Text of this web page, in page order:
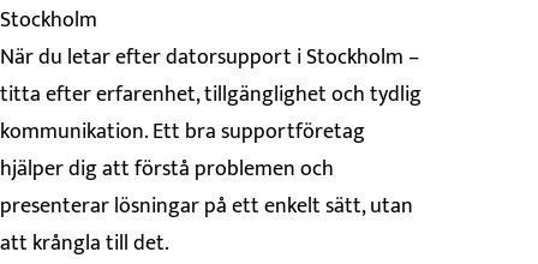
Stockholm
När du letar efter datorsupport i Stockholm –
titta efter erfarenhet, tillgänglighet och tydlig
kommunikation. Ett bra supportföretag
hjälper dig att förstå problemen och
presenterar lösningar på ett enkelt sätt, utan
att krångla till det.